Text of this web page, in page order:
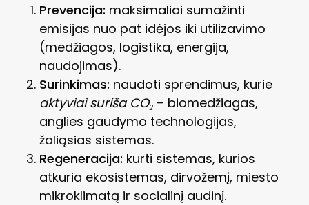
Prevencija: maksimaliai sumažinti
emisijas nuo pat idėjos iki utilizavimo
(medžiagos, logistika, energija,
naudojimas).
Surinkimas: naudoti sprendimus, kurie
aktyviai suriša CO₂– biomedžiagas,
anglies gaudymo technologijas,
žaliąsias sistemas.
Regeneracija: kurti sistemas, kurios
atkuria ekosistemas, dirvožemį, miesto
mikroklimatą ir socialinį audinį.